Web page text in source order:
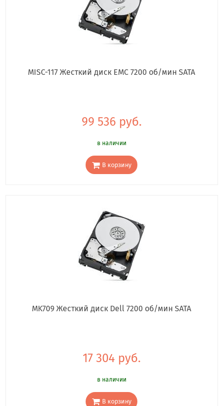
MISC-117 Жесткий диск EMC 7200 об/мин SATA
99 536 руб.
в наличии
В корзину
MK709 Жесткий диск Dell 7200 об/мин SATA
17 304 руб.
в наличии
В корзину